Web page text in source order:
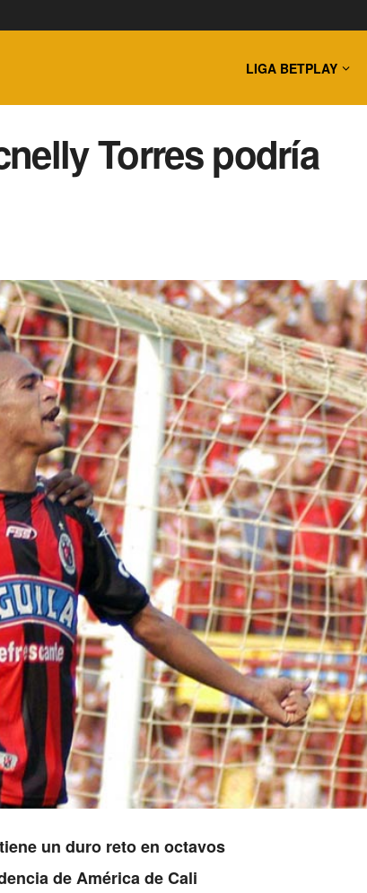
LIGA BETPLAY
Torres podría
un duro reto en octavos
de América de Cali